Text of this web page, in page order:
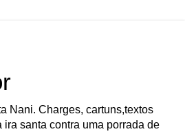
Nani. Charges, cartuns,textos
ira santa contra uma porrada de